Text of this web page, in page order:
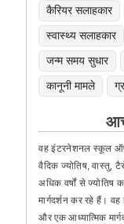
कैरियर सलाहकार
स्वास्थ्य सलाहकार
जन्म समय सुधार
कानूनी मामले
वह इंटरनेशनल स्कूल ऑफ
वैदिक ज्योतिष, वास्तु,
अधिक वर्षों से
मार्गदर्शन कर रहे हैं।
और एक आध्यात्मिक